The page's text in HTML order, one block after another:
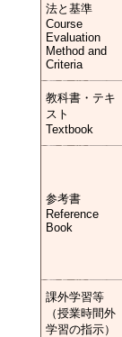
法と基準
Course
Evaluation
Method and
Criteria
教科書・テキ
スト
Textbook
参考書
Reference
Book
課外学習等
（授業時間外
学習の指示）